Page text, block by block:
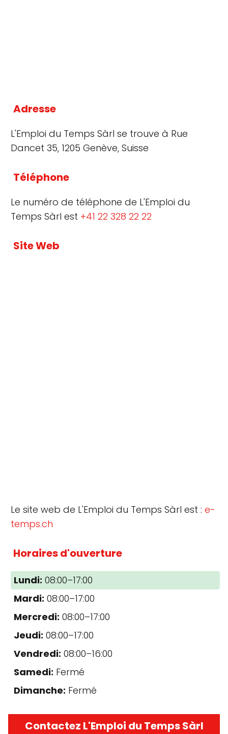
Adresse
L'Emploi du Temps Sàrl se trouve à Rue
Dancet 35, 1205 Genève, Suisse
Téléphone
Le numéro de téléphone de L'Emploi du
Temps Sàrl est +41 22 328 22 22
Site Web
Le site web de L'Emploi du Temps Sàrl est : e-
temps.ch
Horaires d'ouverture
Lundi: 08:00–17:00
Mardi: 08:00–17:00
Mercredi: 08:00–17:00
Jeudi: 08:00–17:00
Vendredi: 08:00–16:00
Samedi: Fermé
Dimanche: Fermé
Contactez L'Emploi du Temps Sàrl